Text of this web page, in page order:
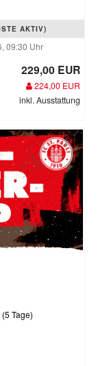
AKTIV)
09:30 Uhr
229,00 EUR
224,00 EUR
inkl. Ausstattung
Tage)